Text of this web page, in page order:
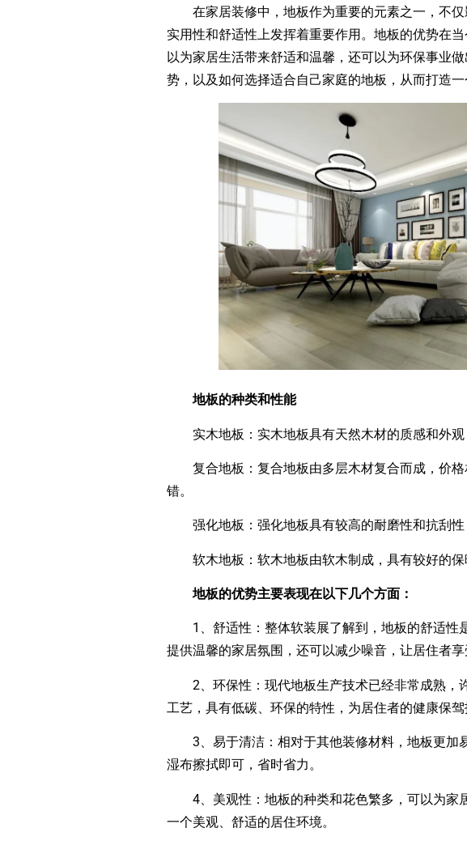
在家居装修中，地板作为重要的元素之一，不仅
实用性和舒适性上发挥着重要作用。地板的优势在
以为家居生活带来舒适和温馨，还可以为环保事业做
势，以及如何选择适合自己家庭的地板，从而打造一
地板的种类和性能
实木地板：实木地板具有天然木材的质感和外观
复合地板：复合地板由多层木材复合而成，价格
错。
强化地板：强化地板具有较高的耐磨性和抗刮性
软木地板：软木地板由软木制成，具有较好的保
地板的优势主要表现在以下几个方面：
1、舒适性：整体软装展了解到，地板的舒适性
提供温馨的家居氛围，还可以减少噪音，让居住者享
2、环保性：现代地板生产技术已经非常成熟，
工艺，具有低碳、环保的特性，为居住者的健康保驾
3、易于清洁：相对于其他装修材料，地板更加
湿布擦拭即可，省时省力。
4、美观性：地板的种类和花色繁多，可以为家
一个美观、舒适的居住环境。